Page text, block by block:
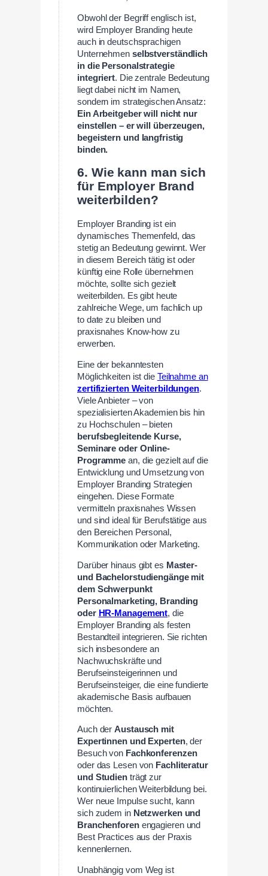
Obwohl der Begriff englisch ist,
wird Employer Branding heute
auch in deutschsprachigen
Unternehmen selbstverständlich
in die Personalstrategie
integriert. Die zentrale Bedeutung
liegt dabei nicht im Namen,
sondern im strategischen Ansatz:
Ein Arbeitgeber will nicht nur
einstellen – er will überzeugen,
begeistern und langfristig
binden.
6. Wie kann man sich
für Employer Brand
weiterbilden?
Employer Branding ist ein
dynamisches Themenfeld, das
stetig an Bedeutung gewinnt. Wer
in diesem Bereich tätig ist oder
künftig eine Rolle übernehmen
möchte, sollte sich gezielt
weiterbilden. Es gibt heute
zahlreiche Wege, um fachlich up
to date zu bleiben und
praxisnahes Know-how zu
erwerben.
Eine der bekanntesten
Möglichkeiten ist die Teilnahme an
zertifizierten Weiterbildungen.
Viele Anbieter – von
spezialisierten Akademien bis hin
zu Hochschulen – bieten
berufsbegleitende Kurse,
Seminare oder Online-
Programme an, die gezielt auf die
Entwicklung und Umsetzung von
Employer Branding Strategien
eingehen. Diese Formate
vermitteln praxisnahes Wissen
und sind ideal für Berufstätige aus
den Bereichen Personal,
Kommunikation oder Marketing.
Darüber hinaus gibt es Master-
und Bachelorstudiengänge mit
dem Schwerpunkt
Personalmarketing, Branding
oder HR-Management, die
Employer Branding als festen
Bestandteil integrieren. Sie richten
sich insbesondere an
Nachwuchskräfte und
Berufseinsteigerinnen und
Berufseinsteiger, die eine fundierte
akademische Basis aufbauen
möchten.
Auch derAustausch mit
Expertinnen und Experten, der
Besuch von Fachkonferenzen
oder das Lesen von Fachliteratur
und Studienträgt zur
kontinuierlichen Weiterbildung bei.
Wer neue Impulse sucht, kann
sich zudem in Netzwerken und
Branchenforenengagieren und
Best Practices aus der Praxis
kennenlernen.
Unabhängig vom Weg ist